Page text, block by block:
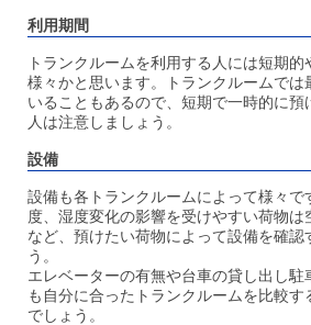
利用期間
トランクルームを利用する人には短期
様々かと思います。
トランクルームで
いることもあるので、短期で一時的に預
人は注意しましょう。
設備
設備も各トランクルームによって様々で
度、湿度変化の影響を受けやすい荷物は
など、預けたい荷物によって設備を確認
う。
エレベーターの有無や台車の貸し出し
も自分に合ったトランクルームを比較す
でしょう。